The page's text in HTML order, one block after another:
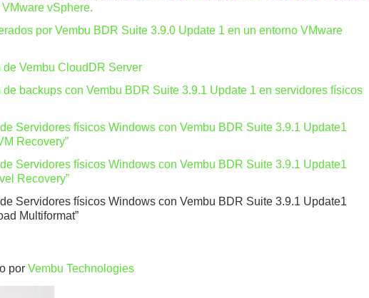
vSphere.
por Vembu BDR Suite 3.9.0 Update 1 en un entorno VMware
Vembu CloudDR Server
backups con Vembu BDR Suite 3.9.1 Update 1 en servidores físicos
Servidores físicos Windows con Vembu BDR Suite 3.9.1 Update1
Recovery”
Servidores físicos Windows con Vembu BDR Suite 3.9.1 Update1
Recovery”
Servidores físicos Windows con Vembu BDR Suite 3.9.1 Update1
Multiformat”
por Vembu Technologies